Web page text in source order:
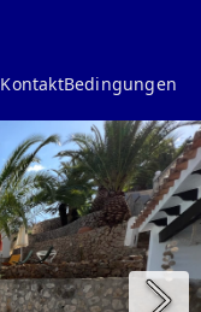
KontaktBedingungen